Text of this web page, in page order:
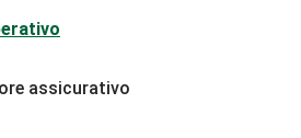
assicurativo